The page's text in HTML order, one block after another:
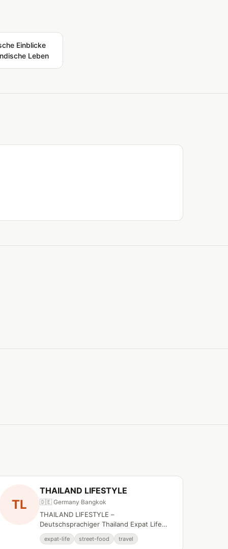
Einblicke
Leben
TL
THAILAND LIFESTYLE
🇩🇪 Germany·Bangkok
THAILAND LIFESTYLE –
Deutschsprachiger Thailand Expat Life
Creator auf YouTube.
expat-life street-food travel